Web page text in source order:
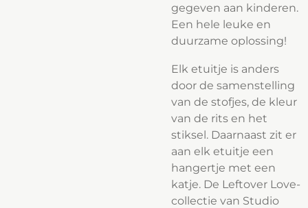
gegeven aan kinderen.
Een hele leuke en
duurzame oplossing!
Elk etuitje is anders
door de samenstelling
van de stofjes, de kleur
van de rits en het
stiksel. Daarnaast zit er
aan elk etuitje een
hangertje met een
katje. De Leftover Love-
collectie van Studio